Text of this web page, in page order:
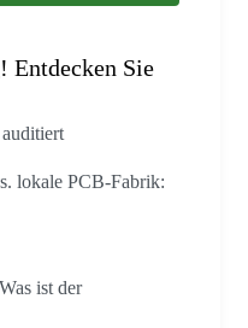
Entdecken Sie
lokale PCB-Fabrik:
ist der